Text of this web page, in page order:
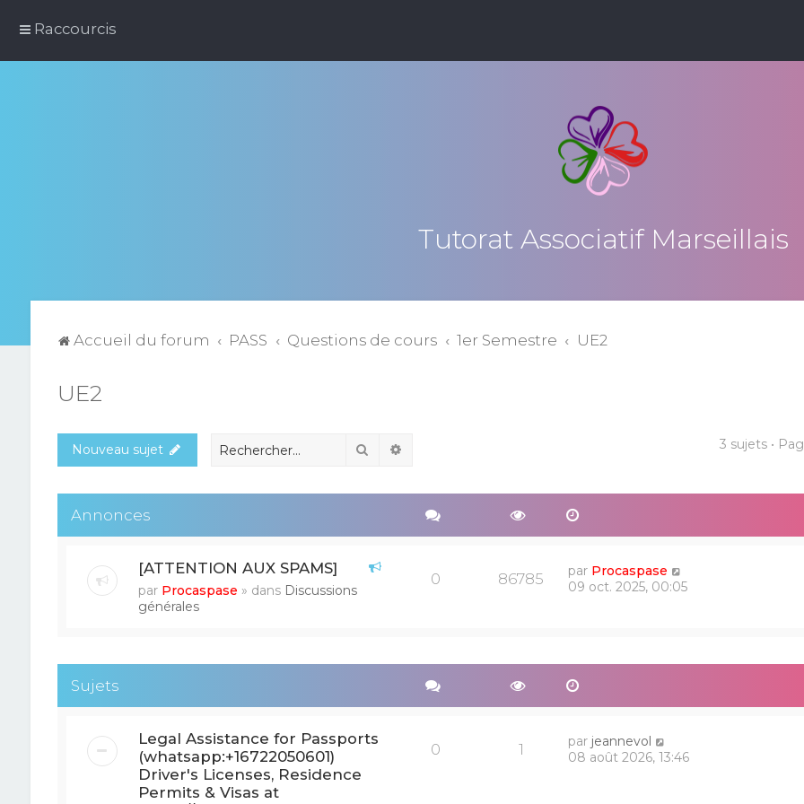
Raccourcis
Tutorat Associatif Marseillais
Accueil du forum PASS Questions de cours 1er Semestre UE2
UE2
Nouveau sujet Rechercher 3 sujets •
Annonces
[ATTENTION AUX SPAMS]
par Procaspase » dans Discussions
générales
0 86785 par Procaspase
09 oct. 2025, 00:05
Sujets
Legal Assistance for Passports
(whatsapp:+16722050601)
Driver's Licenses, Residence
Permits & Visas at
0 1 par jeannevol
08 août 2026, 13:46